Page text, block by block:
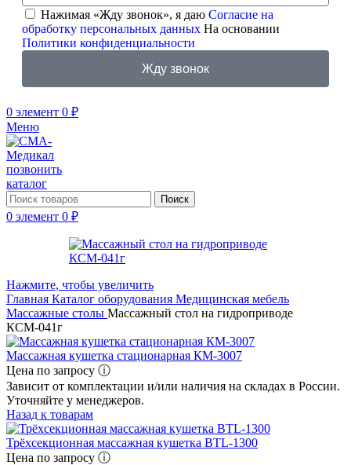
Нажимая «Жду звонок», я даю Согласие на
обработку персональных данных На основании
Политики конфиденциальности
Жду звонок
0 элемент 0 ₽
Меню
позвонить
каталог
Поиск
0 элемент 0 ₽
Нажмите, чтобы увеличить
Главная Каталог оборудования Медицинская мебель
Массажные столы Массажный стол на гидроприводе
КСМ-041г
Массажная кушетка стационарная КМ-3007
Цена по запросу ⓘ
Зависит от комплектации и/или наличия на складах в России.
Уточняйте у менеджеров.
Назад к товарам
Трёхсекционная массажная кушетка BTL-1300
Цена по запросу ⓘ